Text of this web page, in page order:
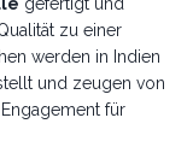
gefertigt und
zu einer
werden in Indien
und zeugen von
für